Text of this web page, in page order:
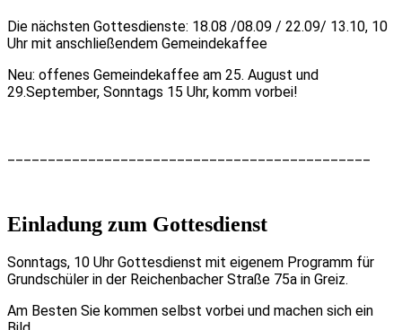
Die nächsten Gottesdienste: 18.08 /08.09 / 22.09/ 13.10, 10
Uhr mit anschließendem Gemeindekaffee
Neu: offenes Gemeindekaffee am 25. August und
29.September, Sonntags 15 Uhr, komm vorbei!
Einladung zum Gottesdienst
Sonntags, 10 Uhr Gottesdienst mit eigenem Programm für
Grundschüler in der Reichenbacher Straße 75a in Greiz.
Am Besten Sie kommen selbst vorbei und machen sich ein